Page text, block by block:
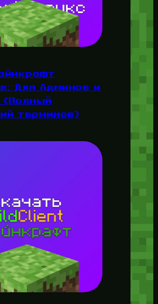
Для Админов и
(Полный
терминов)